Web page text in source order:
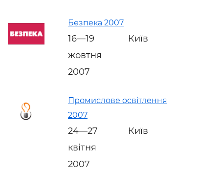
Безпека 2007
16—19
жовтня
2007
Київ
Промислове освітлення
2007
24—27
квітня
2007
Київ